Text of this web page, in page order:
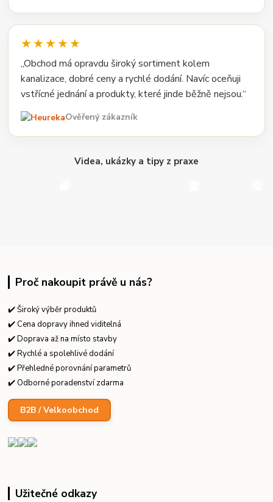
★★★★★
„Obchod má opravdu široký sortiment kolem
kanalizace, dobré ceny a rychlé dodání. Navíc oceňuji
vstřícné jednání a produkty, které jinde běžně nejsou.“
Ověřený zákazník
Videa, ukázky a tipy z praxe
Proč nakoupit právě u nás?
✔️ Široký výběr produktů
✔️ Cena dopravy ihned viditelná
✔️ Doprava až na místo stavby
✔️ Rychlé a spolehlivé dodání
✔️ Přehledné porovnání parametrů
✔️ Odborné poradenství zdarma
B2B / Velkoobchod
Užitečné odkazy